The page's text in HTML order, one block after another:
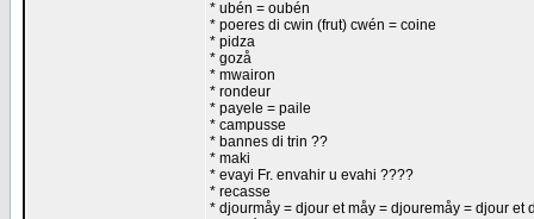
* ubén = oubén
* poeres di cwin (frut) cwén = coine
* pidza
* gozå
* mwairon
* rondeur
* payele = paile
* campusse
* bannes di trin ??
* maki
* evayi Fr. envahir u evahi ????
* recasse
* djourmåy = djour et måy = djouremåy = djour et